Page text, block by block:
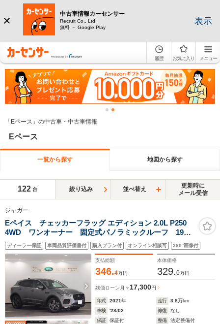
中古車情報カーセンサー
Recruit Co., Ltd.
無料 － Google Play
表示
履歴 お気に入り メニュー
「Eペース」の中古車・中古車情報
Eペース
一覧から探す 地図から探す
122 台 絞り込み 並べ替え
更新時に
メール受信
ジャガー
Eペイス チェッカーフラッグ エディション 2.0L P250
4WD ワンオーナー 固定式パノラミックルーフ 19イ
ンチサテンダークグレイホイル パワーテールゲート
ブラインドスポットアシスト レーンデパーチャーワー
ニング&キープアシスト ブラックパドルシフト
ディーラー保証 車両品質評価書付 購入プラン付 オンライン相談可 360°画像付
支払総額
346.4万円
本体価格
329.0万円
残価ローン 月々17,300円
年式 2021年 走行 3.8万km
車検
'28/02 修復
なし
保証
保証付 整備
法定整備付